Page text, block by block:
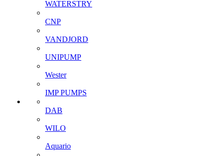
WATERSTRY
CNP
VANDJORD
UNIPUMP
Wester
IMP PUMPS
DAB
WILO
Aquario